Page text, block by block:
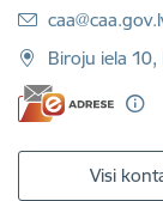
E-pasts:
Biroju iela
Visi